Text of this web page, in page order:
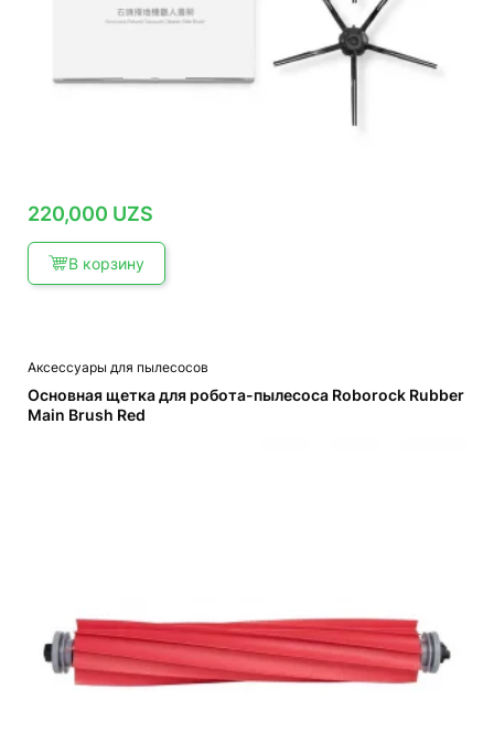
220,000 UZS
В корзину
Аксессуары для пылесосов
Основная щетка для робота-пылесоса Roborock Rubber
Main Brush Red